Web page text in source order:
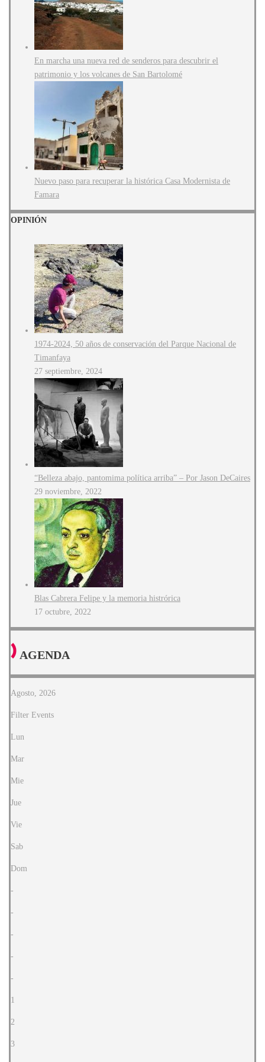
En marcha una nueva red de senderos para descubrir el
patrimonio y los volcanes de San Bartolomé
Nuevo paso para recuperar la histórica Casa Modernista de
Famara
OPINIÓN
1974-2024, 50 años de conservación del Parque Nacional de
Timanfaya
27 septiembre, 2024
“Belleza abajo, pantomima política arriba” – Por Jason DeCaires
29 noviembre, 2022
Blas Cabrera Felipe y la memoria histrórica
17 octubre, 2022
AGENDA
Agosto, 2026
Filter Events
Lun
Mar
Mie
Jue
Vie
Sab
Dom
-
-
-
-
-
1
2
3